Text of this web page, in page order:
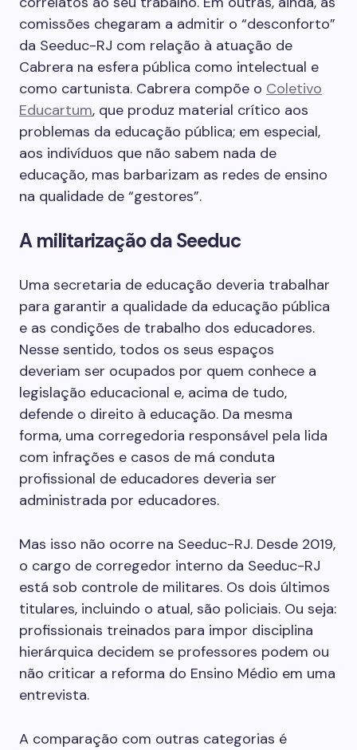
comissões chegaram a admitir o “desconforto”
da Seeduc-RJ com relação à atuação de
Cabrera na esfera pública como intelectual e
como cartunista. Cabrera compõe o Coletivo
Educartum, que produz material crítico aos
problemas da educação pública; em especial,
aos indivíduos que não sabem nada de
educação, mas barbarizam as redes de ensino
na qualidade de “gestores”.
A militarização da Seeduc
Uma secretaria de educação deveria trabalhar
para garantir a qualidade da educação pública
e as condições de trabalho dos educadores.
Nesse sentido, todos os seus espaços
deveriam ser ocupados por quem conhece a
legislação educacional e, acima de tudo,
defende o direito à educação. Da mesma
forma, uma corregedoria responsável pela lida
com infrações e casos de má conduta
profissional de educadores deveria ser
administrada por educadores.
Mas isso não ocorre na Seeduc-RJ. Desde 2019,
o cargo de corregedor interno da Seeduc-RJ
está sob controle de militares. Os dois últimos
titulares, incluindo o atual, são policiais. Ou seja:
profissionais treinados para impor disciplina
hierárquica decidem se professores podem ou
não criticar a reforma do Ensino Médio em uma
entrevista.
A comparação com outras categorias é